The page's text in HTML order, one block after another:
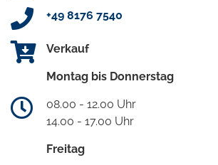
+49 8176 7540
Verkauf
Montag bis Donnerstag
08.00 - 12.00 Uhr
14.00 - 17.00 Uhr
Freitag